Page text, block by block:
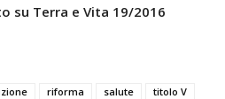
su Terra e Vita 19/2016
riforma salute titolo V